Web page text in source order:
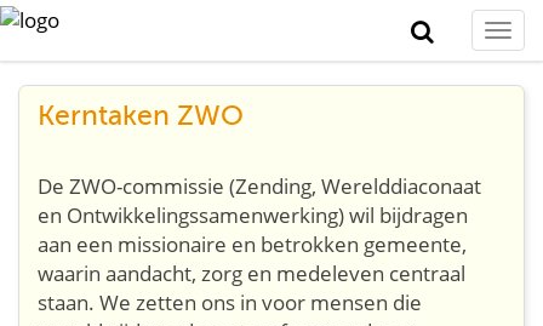
Kerntaken ZWO
De ZWO-commissie (Zending, Werelddiaconaat
en Ontwikkelingssamenwerking) wil bijdragen
aan een missionaire en betrokken gemeente,
waarin aandacht, zorg en medeleven centraal
staan. We zetten ons in voor mensen die